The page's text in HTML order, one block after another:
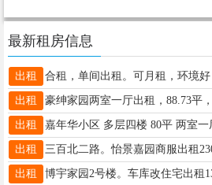
最新租房信息
出租
出租
出租
出租
出租